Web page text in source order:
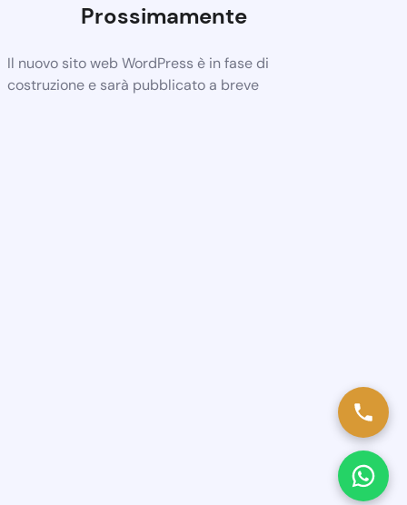
Prossimamente
Il nuovo sito web WordPress è in fase di
costruzione e sarà pubblicato a breve